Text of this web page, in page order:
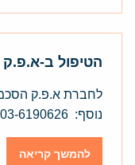
הטיפול ב-א.פ.ק
לחברת א.פ.ק
נוסף: 03-6190626 שלוחה 0
להמשך קריאה